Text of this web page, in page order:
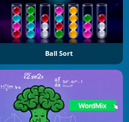
Ball Sort